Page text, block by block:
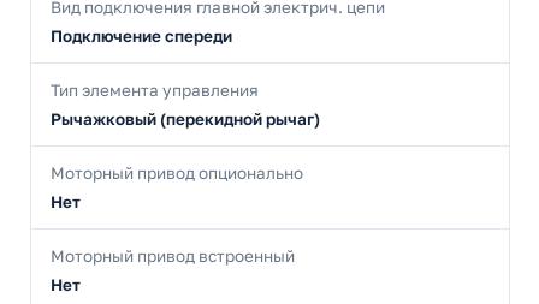
Вид подключения главной электрич. цепи
Подключение спереди
Тип элемента управления
Рычажковый (перекидной рычаг)
Моторный привод опционально
Нет
Моторный привод встроенный
Нет